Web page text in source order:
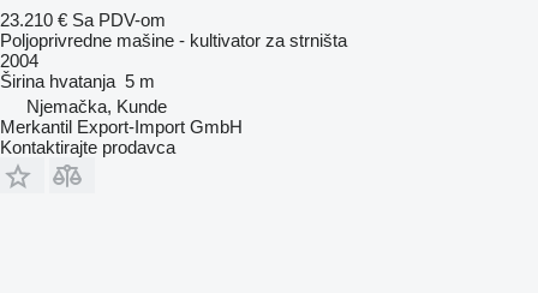
23.210 € Sa PDV-om
Poljoprivredne mašine - kultivator za strništa
2004
Širina hvatanja 5 m
Njemačka, Kunde
Merkantil Export-Import GmbH
Kontaktirajte prodavca